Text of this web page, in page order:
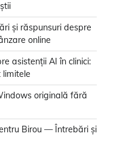
și răspunsuri despre
online
asistenții AI în clinici:
limitele
originală fără
Birou — Întrebări și